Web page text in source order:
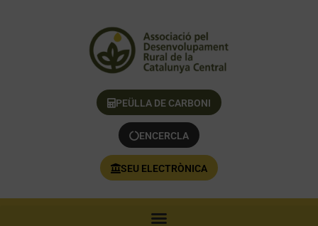
PEÜLLA DE CARBONI
ENCERCLA
SEU ELECTRÒNICA